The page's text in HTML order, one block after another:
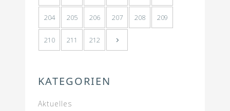
204 205 206 207 208 209
210 211 212
KATEGORIEN
Aktuelles